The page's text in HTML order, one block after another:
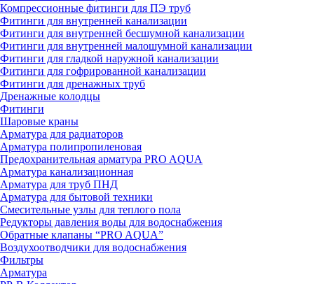
Компрессионные фитинги для ПЭ труб
Фитинги для внутренней канализации
Фитинги для внутренней бесшумной канализации
Фитинги для внутренней малошумной канализации
Фитинги для гладкой наружной канализации
Фитинги для гофрированной канализации
Фитинги для дренажных труб
Дренажные колодцы
Фитинги
Шаровые краны
Арматура для радиаторов
Арматура полипропиленовая
Предохранительная арматура PRO AQUA
Арматура канализационная
Арматура для труб ПНД
Арматура для бытовой техники
Смесительные узлы для теплого пола
Редукторы давления воды для водоснабжения
Обратные клапаны “PRO AQUA”
Воздухоотводчики для водоснабжения
Фильтры
Арматура